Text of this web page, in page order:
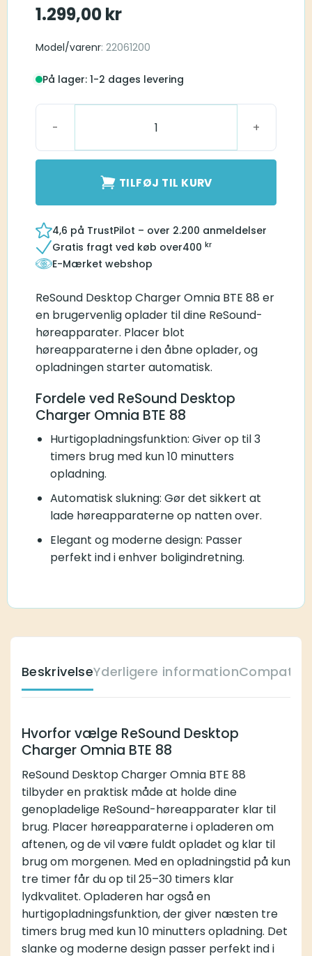
1.299,00kr
Model/varenr: 22061200
På lager: 1-2 dages levering
TILFØJ TIL KURV
4,6 på TrustPilot – over 2.200 anmeldelser
Gratis fragt ved køb over400 kr
E-Mærket webshop
ReSound Desktop Charger Omnia BTE 88 er
en brugervenlig oplader til dine ReSound-
høreapparater. Placer blot
høreapparaterne i den åbne oplader, og
opladningen starter automatisk.
Fordele ved ReSound Desktop
Charger Omnia BTE 88
Hurtigopladningsfunktion: Giver op til 3
timers brug med kun 10 minutters
opladning.
Automatisk slukning: Gør det sikkert at
lade høreapparaterne op natten over.
Elegant og moderne design: Passer
perfekt ind i enhver boligindretning.
BeskrivelseYderligere information
Hvorfor vælge ReSound Desktop
Charger Omnia BTE 88
ReSound Desktop Charger Omnia BTE 88
tilbyder en praktisk måde at holde dine
genopladelige ReSound-høreapparater klar til
brug. Placer høreapparaterne i opladeren om
aftenen, og de vil være fuldt opladet og klar til
brug om morgenen. Med en opladningstid på kun
tre timer får du op til 25–30 timers klar
lydkvalitet. Opladeren har også en
hurtigopladningsfunktion, der giver næsten tre
timers brug med kun 10 minutters opladning. Det
slanke og moderne design passer perfekt ind i